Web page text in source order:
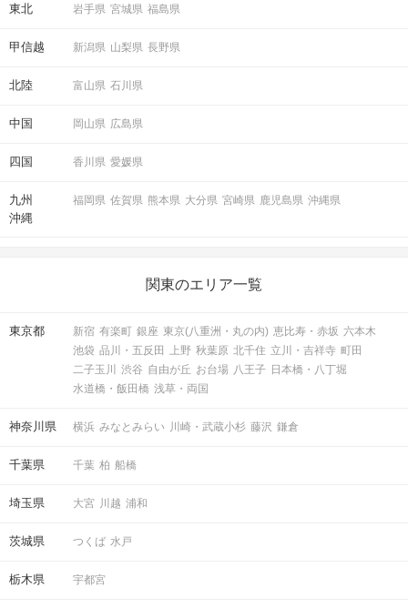
東北 岩手県 宮城県 福島県
甲信越 新潟県 山梨県 長野県
北陸 富山県 石川県
中国 岡山県 広島県
四国 香川県 愛媛県
九州
沖縄
福岡県 佐賀県 熊本県 大分県 宮崎県 鹿児島県 沖縄県
関東のエリア一覧
東京都 新宿 有楽町 銀座 東京(八重洲・丸の内) 恵比寿・赤坂 六本木
池袋 品川・五反田 上野 秋葉原 北千住 立川・吉祥寺 町田
二子玉川
渋谷 自由が丘 お台場 八王子 日本橋・八丁堀
水道橋・飯田橋 浅草・両国
神奈川県 横浜 みなとみらい 川崎・武蔵小杉 藤沢 鎌倉
千葉県 千葉 柏 船橋
埼玉県 大宮 川越 浦和
茨城県 つくば 水戸
栃木県 宇都宮